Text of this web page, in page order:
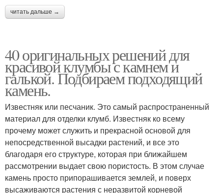
читать дальше →
40 оригинальных решений для
красивой клумбы с камнем и
галькой. Подбираем подходящий
камень.
Известняк или песчаник. Это самый распространенный
материал для отделки клумб. Известняк ко всему
прочему может служить и прекрасной основой для
непосредственной высадки растений, и все это
благодаря его структуре, которая при ближайшем
рассмотрении выдает свою пористость. В этом случае
камень просто припорашивается землей, и поверх
высаживаются растения с неразвитой корневой